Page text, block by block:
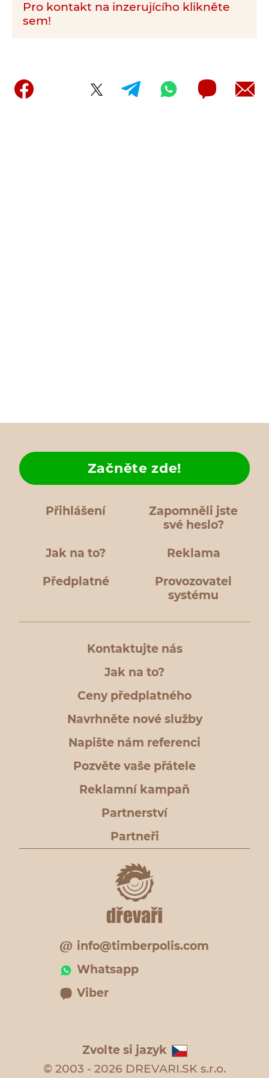
Pro kontakt na inzerujícího klikněte
sem!
Přihlášení
Zapomněli jste
své heslo?
Jak na to?
Začněte zde!
Reklama
Předplatné
Provozovatel
systému
Kontaktujte nás
Jak na to?
Ceny předplatného
Navrhněte nové služby
Napište nám referenci
Pozvěte vaše přátele
Reklamní kampaň
Partnerství
Partneři
info@timberpolis.com
Whatsapp
Viber
Zvolte si jazyk
© 2003 - 2026 DREVARI.SK s.r.o.